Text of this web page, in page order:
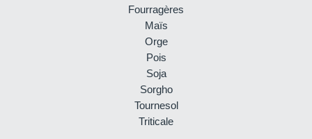
Fourragères
Maïs
Orge
Pois
Soja
Sorgho
Tournesol
Triticale